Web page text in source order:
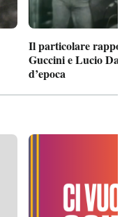
Il particolare
Guccini e Lucio
d’epoca